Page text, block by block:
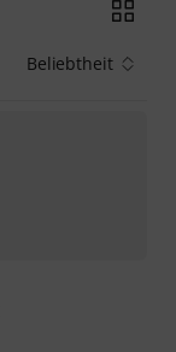
Beliebtheit